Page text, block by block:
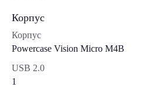
Корпус
Корпус
Powercase Vision Micro M4B
USB 2.0
1